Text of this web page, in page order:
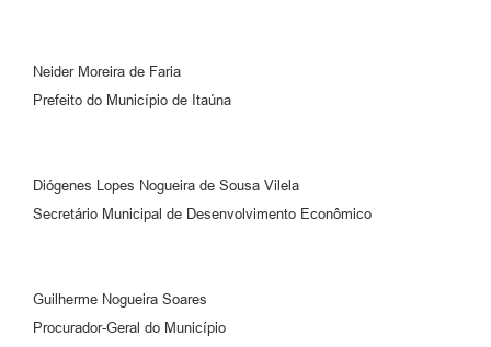
Neider Moreira de Faria
Prefeito do Município de Itaúna
Diógenes Lopes Nogueira de Sousa Vilela
Secretário Municipal de Desenvolvimento Econômico
Guilherme Nogueira Soares
Procurador-Geral do Município